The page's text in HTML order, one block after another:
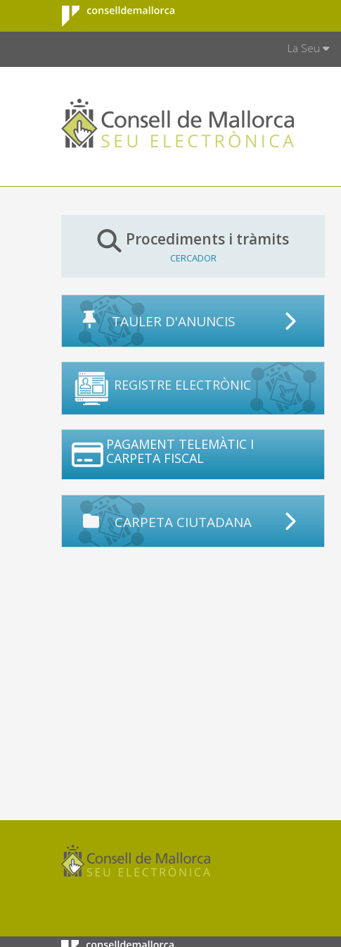
Salta al contingut principal
Consell de
Mallorca
La Seu
Procediments i tràmits
CERCADOR
TAULER D'ANUNCIS
REGISTRE ELECTRÒNIC
PAGAMENT TELEMÀTIC I
CARPETA FISCAL
CARPETA CIUTADANA